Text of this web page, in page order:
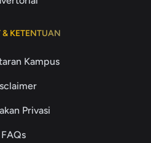
& KETENTUAN
Kampus
Privasi
FAQs